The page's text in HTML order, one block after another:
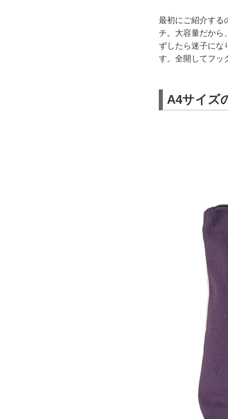
最初にご紹介する
チ。大容量だから
ずしたら迷子にな
す。全開してフッ
A4サイズ